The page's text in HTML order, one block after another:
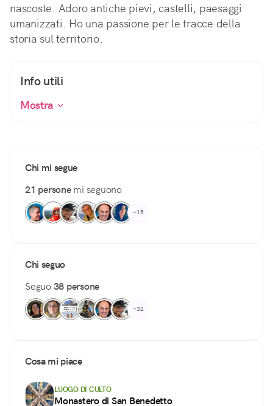
nascoste. Adoro antiche pievi, castelli, paesaggi
umanizzati. Ho una passione per le tracce della
storia sul territorio.
Info utili
Mostra
Chi mi segue
21 personemi seguono
+15
Chi seguo
Seguo38 persone
+32
Cosa mi piace
LUOGO DI CULTO
Monastero di San Benedetto